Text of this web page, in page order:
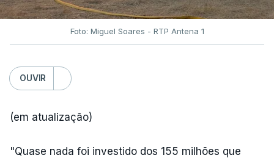
Foto: Miguel Soares - RTP Antena 1
OUVIR
(em atualização)
"Quase nada foi investido dos 155 milhões que